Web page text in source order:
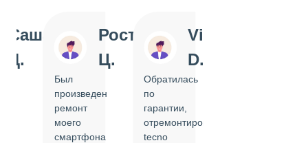
Саша
Д.
Ростислав
Ц.
Был
произведен
ремонт
моего
смартфона
Vi
D.
Обратилась
по
гарантии,
отремонтировать
tecno